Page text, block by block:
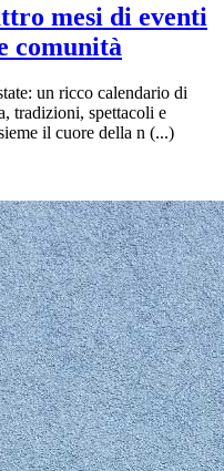
mesi di eventi
comunità
un ricco calendario di
tradizioni, spettacoli e
il cuore della n (...)